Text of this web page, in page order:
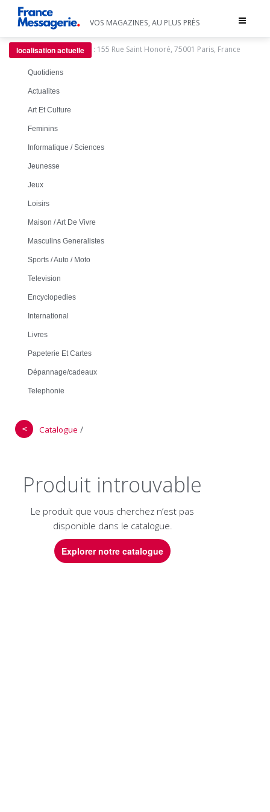
Toggle
VOS MAGAZINES, AU PLUS PRÈS
localisation actuelle : 155 Rue Saint Honoré, 75001 Paris, France
Quotidiens
Actualites
Art Et Culture
Feminins
Informatique / Sciences
Jeunesse
Jeux
Loisirs
Maison / Art De Vivre
Masculins Generalistes
Sports / Auto / Moto
Television
Encyclopedies
International
Livres
Papeterie Et Cartes
Dépannage/cadeaux
Telephonie
＜ Catalogue /
Produit introuvable
Le produit que vous cherchez n’est pas
disponible dans le catalogue.
Explorer notre catalogue